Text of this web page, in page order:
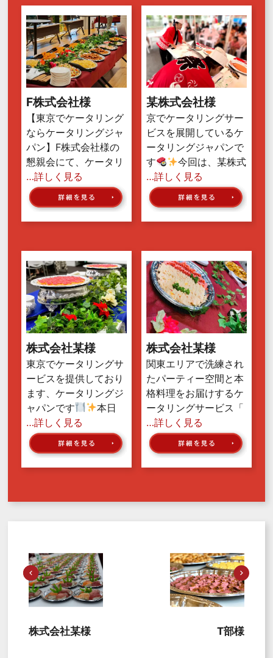
F株式会社様
【東京でケータリング
ならケータリングジャ
パン】F株式会社様の
懇親会にて、ケータリ
…詳しく見る
某株式会社様
京でケータリングサー
ビスを展開しているケ
ータリングジャパンで
す
今回は、某株式
…詳しく見る
株式会社某様
東京でケータリングサ
ービスを提供しており
ます、ケータリングジ
ャパンです
本日
…詳しく見る
株式会社某様
関東エリアで洗練され
たパーティー空間と本
格料理をお届けするケ
ータリングサービス「
…詳しく見る
株式会社某様 T部様